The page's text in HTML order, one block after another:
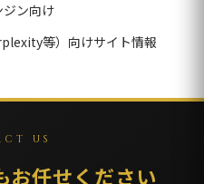
ン向け
等）向けサイト情報
US
お任せください